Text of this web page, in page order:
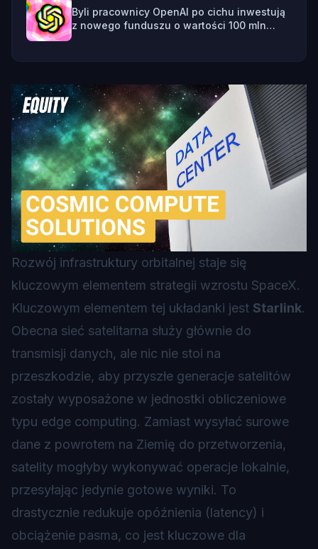
Byli pracownicy OpenAI po cichu inwestują
z nowego funduszu o wartości 100 mln
Rozwój infrastruktury orbitalnej staje się
kluczowym elementem strategii wzrostu SpaceX.
Kluczowym elementem tej układanki jest Starlink.
Obecna sieć satelitarna służy głównie do
transmisji danych, ale nic nie stoi na
przeszkodzie, aby przyszłe generacje satelitów
zostały wyposażone w jednostki obliczeniowe
typu edge computing. Zamiast wysyłać surowe
dane z powrotem na Ziemię do przetworzenia,
satelity mogłyby wykonywać operacje lokalnie,
przesyłając jedynie gotowe wyniki. To
drastycznie redukuje opóźnienia (latency) i
obciążenie pasma, co jest kluczowe dla